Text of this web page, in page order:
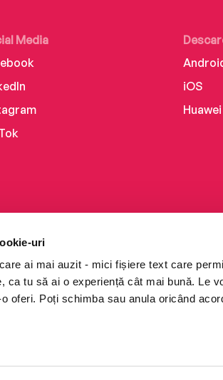
uri
ai mai auzit - mici fișiere text care
ca tu să ai o experiență cât mai bună. Le
oferi. Poți schimba sau anula oricând
Media
iOS
Huawei